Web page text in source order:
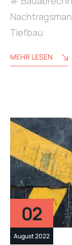
Tiefbau
MEHR LESEN
02
August 2022